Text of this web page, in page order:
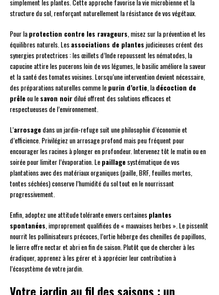
simplement les plantes. Cette approche favorise la vie microbienne et la
structure du sol, renforçant naturellement la résistance de vos végétaux.
Pour laprotection contre les ravageurs , misez sur la prévention et les
équilibres naturels. Lesassociations de plantes judicieuses créent des
synergies protectrices : les œillets d’Inde repoussent les nématodes, la
capucine attire les pucerons loin de vos légumes, le basilic améliore la saveur
et la santé des tomates voisines. Lorsqu’une intervention devient nécessaire,
des préparations naturelles comme lepurin d’ortie , ladécoction de
prêleou lesavon noirdilué offrent des solutions efficaces et
respectueuses de l’environnement.
L’arrosagedans un jardin-refuge suit une philosophie d’économie et
d’efficience. Privilégiez un arrosage profond mais peu fréquent pour
encourager les racines à plonger en profondeur. Intervenez tôt le matin ou en
soirée pour limiter l’évaporation. Lepaillagesystématique de vos
plantations avec des matériaux organiques (paille, BRF, feuilles mortes,
tontes séchées) conserve l’humidité du sol tout en le nourrissant
progressivement.
Enfin, adoptez une attitude tolérante envers certainesplantes
spontanées , improprement qualifiées de « mauvaises herbes ». Le pissenlit
nourrit les pollinisateurs précoces, l’ortie héberge des chenilles de papillons,
le lierre offre nectar et abri en fin de saison. Plutôt que de chercher à les
éradiquer, apprenez à les gérer et à apprécier leur contribution à
l’écosystème de votre jardin.
Votre jardin au fil des saisons : un